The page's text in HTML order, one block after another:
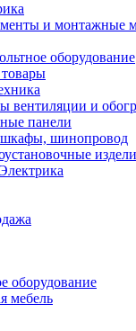
и монтажные
оборудование
вентиляции и
панели
шинопровод
оборудование
мебель